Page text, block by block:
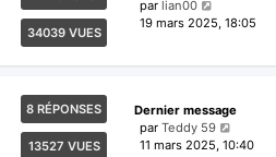
34039 VUES
par lian00
19 mars 2025, 18:05
8 RÉPONSES
13527 VUES
Dernier message
par Teddy 59
11 mars 2025, 10:40